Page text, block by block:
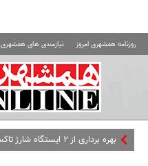
روزنامه همشهری امروز نیازمندی های همشهری
بهره برداری از ۲ ایستگاه شارژ تاکسی برقی در پایتخت